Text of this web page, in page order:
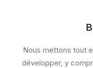
Nous mettons tout
développer, y